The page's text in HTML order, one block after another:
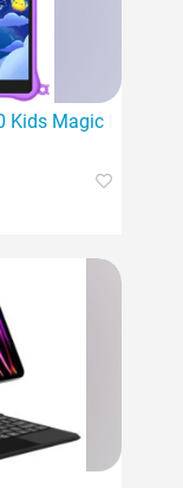
Kids Magic Purple